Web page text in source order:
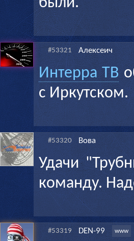
#53321 Алексеич
Интерра ТВ
с Иркутском.
#53320 Вова
Удачи
команду.
#53319 DEN-99 www